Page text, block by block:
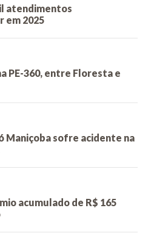
atendimentos
em 2025
PE-360, entre Floresta e
Maniçoba sofre acidente na
acumulado de R$ 165